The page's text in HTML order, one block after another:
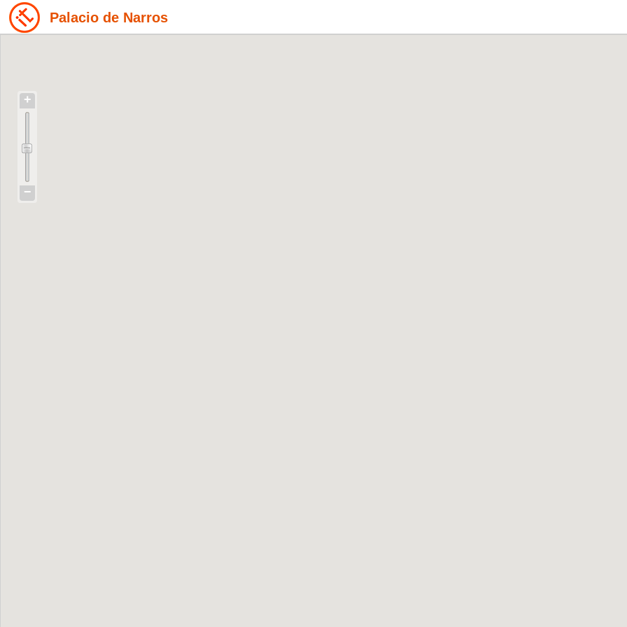
Palacio de Narros
+
−